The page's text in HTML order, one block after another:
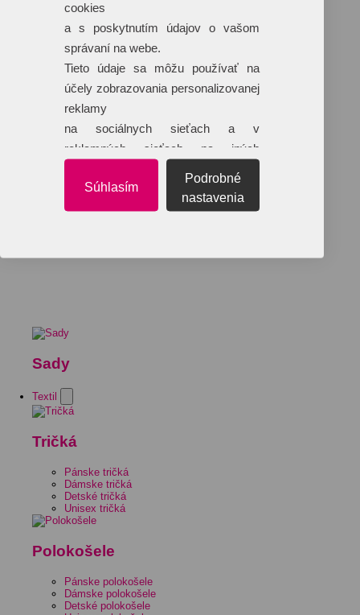
Sady
Textil
Tričká
Pánske tričká
Dámske tričká
Detské tričká
Unisex tričká
Polokošele
Pánske polokošele
Dámske polokošele
Detské polokošele
cookies
a s poskytnutím údajov o vašom
správaní na webe.
Tieto údaje sa môžu používať na
účely zobrazovania personalizovanej
reklamy
na sociálnych sieťach a v
reklamných sieťach na iných
Súhlasím
Podrobné
nastavenia